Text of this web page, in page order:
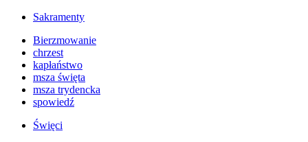
Sakramenty
Bierzmowanie
chrzest
kapłaństwo
msza święta
msza trydencka
spowiedź
Święci